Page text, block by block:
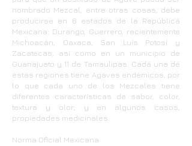
nombrado Mezcal, entre otras cosas, debe
producirse en 6 estados de la República
Mexicana: Durango, Guerrero, recientemente
Michoacán, Oaxaca, San Luís Potosí y
Zacatecas, así como en un municipio de
Guanajuato y 11 de Tamaulipas. Cada una de
estas regiones tiene Agaves endémicos, por
lo que cada uno de los Mezcales tiene
diferentes características de sabor, color,
textura y olor; y en algunos casos,
propiedades medicinales.
Norma Oficial Mexicana